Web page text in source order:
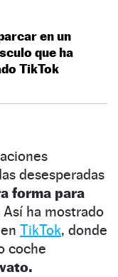
en un
que ha
TikTok
desesperadas
forma para
Así ha mostrado
TikTok, donde
coche